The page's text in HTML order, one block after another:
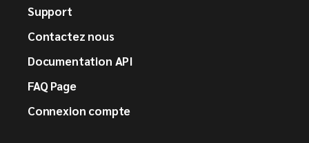
Support
Contactez nous
Documentation API
FAQ Page
Connexion compte